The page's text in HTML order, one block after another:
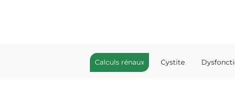
Calculs rénaux Cystite